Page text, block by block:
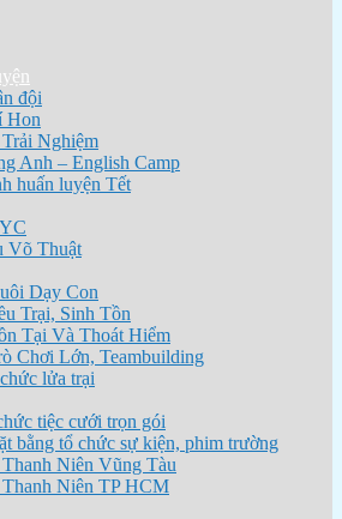
đội
Hon
Nghiệm
Anh – English Camp
huấn luyện Tết
Võ Thuật
Dạy Con
Trại, Sinh Tồn
Tại Và Thoát Hiểm
Chơi Lớn, Teambuilding
lửa trại
tiệc cưới trọn gói
bằng tổ chức sự kiện, phim trường
Niên Vũng Tàu
Niên TP HCM